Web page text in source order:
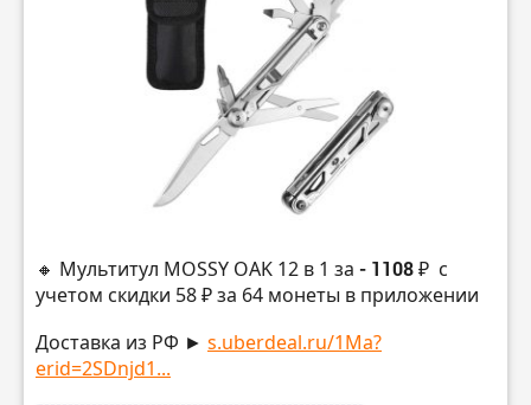
🔸 Мультитул MOSSY OAK 12 в 1 за - 1108 ₽ с
учетом скидки 58 ₽ за 64 монеты в приложении
Доставка из РФ ► s.uberdeal.ru/1Ma?
erid=2SDnjd1...